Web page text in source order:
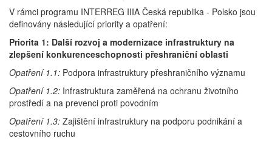
V rámci programu INTERREG IIIA Česká republika - Polsko jsou
definovány následující priority a opatření:
Priorita 1: Další rozvoj a modernizace infrastruktury na
zlepšení konkurenceschopnosti přeshraniční oblasti
Opatření 1.1: Podpora infrastruktury přeshraničního významu
Opatření 1.2: Infrastruktura zaměřená na ochranu životního
prostředí a na prevenci proti povodním
Opatření 1.3: Zajištění infrastruktury na podporu podnikání a
cestovního ruchu